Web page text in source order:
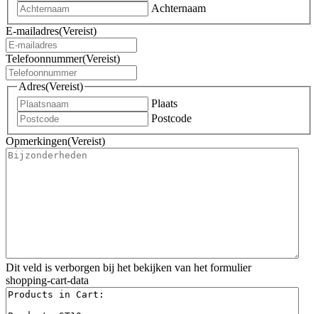
Achternaam
E-mailadres(Vereist)
Telefoonnummer(Vereist)
Adres(Vereist)
Plaats
Postcode
Opmerkingen(Vereist)
Dit veld is verborgen bij het bekijken van het formulier
shopping-cart-data